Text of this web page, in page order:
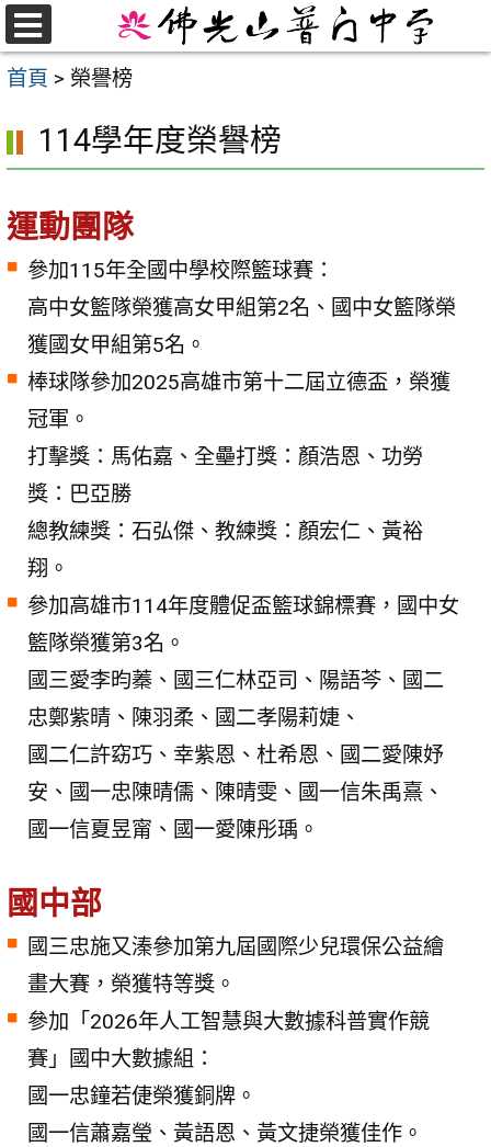
跳
至
主
區
首頁 > 榮譽榜
114學年度榮譽榜
運動團隊
參加115年全國中學校際籃球賽：
高中女籃隊榮獲高女甲組第2名、國中女籃隊榮
獲國女甲組第5名。
棒球隊參加2025高雄市第十二屆立德盃，榮獲
冠軍。
打擊獎：馬佑嘉、全壘打獎：顏浩恩、功勞
獎：巴亞勝
總教練獎：石弘傑、教練獎：顏宏仁、黃裕
翔。
參加高雄市114年度體促盃籃球錦標賽，國中女
籃隊榮獲第3名。
國三愛李昀蓁、國三仁林亞司、陽語芩、國二
忠鄭紫晴、陳羽柔、國二孝陽莉婕、
國二仁許窈巧、幸紫恩、杜希恩、國二愛陳妤
安、國一忠陳晴儒、陳晴雯、國一信朱禹熹、
國一信夏昱甯、國一愛陳彤瑀。
國中部
國三忠施又溱參加第九屆國際少兒環保公益繪
畫大賽，榮獲特等獎。
參加「2026年人工智慧與大數據科普實作競
賽」國中大數據組：
國一忠鐘若倢榮獲銅牌。
國一信蕭嘉瑩、黃語恩、黃文捷榮獲佳作。
選
單